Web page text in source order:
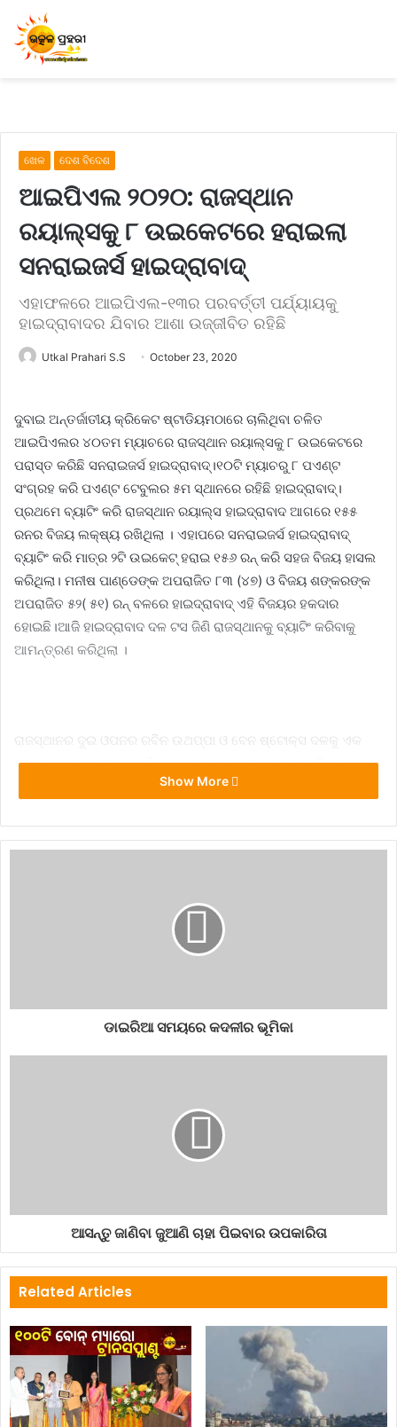
ଖେଳ ଦେଶ ବିଦେଶ
ଆଇପିଏଲ ୨୦୨୦: ରାଜସ୍ଥାନ
ରୟାଲ୍ସକୁ ୮ ଉଇକେଟରେ ହରାଇଲା
ସନରାଇଜର୍ସ ହାଇଦ୍ରାବାଦ୍
ଏହାଫଳରେ ଆଇପିଏଲ-୧୩ର ପରବର୍ତ୍ତୀ ପର୍ଯ୍ୟାୟକୁ
ହାଇଦ୍ରାବାଦର ଯିବାର ଆଶା ଉଜ୍ଜୀବିତ ରହିଛି
Utkal Prahari S.S October 23, 2020
ଦୁବାଇ ଅନ୍ତର୍ଜାତୀୟ କ୍ରିକେଟ ଷ୍ଟାଡିୟମଠାରେ ଚାଲିଥିବା ଚଳିତ
ଆଇପିଏଲର ୪୦ତମ ମ୍ୟାଚରେ ରାଜସ୍ଥାନ ରୟାଲ୍ସକୁ ୮ ଉଇକେଟରେ
ପରାସ୍ତ କରିଛି ସନରାଇଜର୍ସ ହାଇଦ୍ରାବାଦ୍।୧୦ଟି ମ୍ୟାଚରୁ ୮ ପଏଣ୍ଟ
ସଂଗ୍ରହ କରି ପଏଣ୍ଟ ଟେବୁଲର ୫ମ ସ୍ଥାନରେ ରହିଛି ହାଇଦ୍ରାବାଦ୍।
ପ୍ରଥମେ ବ୍ୟାଟିଂ କରି ରାଜସ୍ଥାନ ରୟାଲ୍ସ ହାଇଦ୍ରାବାଦ ଆଗରେ ୧୫୫
ରନର ବିଜୟ ଲକ୍ଷ୍ୟ ରଖିଥିଲା । ଏହାପରେ ସନରାଇଜର୍ସ ହାଇଦ୍ରାବାଦ୍
ବ୍ୟାଟିଂ କରି ମାତ୍ର ୨ଟି ଉଇକେଟ୍ ହରାଇ ୧୫୬ ରନ୍ କରି ସହଜ ବିଜୟ ହାସଲ
କରିଥିଲା। ମନୀଷ ପାଣ୍ଡେଙ୍କ ଅପରାଜିତ ୮୩ (୪୭) ଓ ବିଜୟ ଶଙ୍କରଙ୍କ
ଅପରାଜିତ ୫୨( ୫୧) ରନ୍ ବଳରେ ହାଇଦ୍ରାବାଦ୍ ଏହି ବିଜୟର ହକଦାର
ହୋଇଛି।ଆଜି ହାଇଦ୍ରାବାଦ ଦଳ ଟସ ଜିଣି ରାଜସ୍ଥାନକୁ ବ୍ୟାଟିଂ କରିବାକୁ
ଆମନ୍ତ୍ରଣ କରିଥିଲା ।
ରାଜସ୍ଥାନର ଦୁଇ ଓପନର ରବିନ ଉଥପ୍ପା ଓ ବେନ ଷ୍ଟୋକ୍ସ ଦଳକୁ ଏକ
ଭଲ ଆରମ୍ଭ ଦେଇଥିଲେ ବି ମଧ୍ୟକ୍ରମ ବ୍ୟାଟ୍ସମ୍ୟାନଙ୍କ ବିଫଳତା
ଯୋଗୁଁ ଦଳ ଏକ ଭଲ ସ୍କୋର ଛିଡ଼ା କରିପାରି ନଥିଲା । ଉଥାପ୍ପା ୧୯ରନ
ବଟଲର ୯ ରନ କରିଥିବାବେଳେ ଅଧିନାୟକ ସ୍ମିଥ ୧୯ ରନ କରି ଆଉଟ୍
ହୋଇଥିଲେ । ଜୋଫ୍ରା ଆର୍ଚର ୧୬ ରନ କରିଥିଲେ । ଫଳରେ ଦଳ ୨୦
dubaimatch
match playmatch rajasthan rr
Show More
ଡାଇରିଆ ସମୟରେ କଦଳୀର ଭୂମିକା
ଆସନ୍ତୁ ଜାଣିବା ଜୁଆଣି ଚାହା ପିଇବାର ଉପକାରିତା
Related Articles